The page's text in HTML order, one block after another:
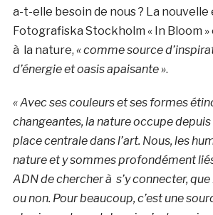
a-t-elle besoin de nous ? La
Fotografiska Stockholm « In Bloom
à la nature, « comme source
d’énergie et oasis apaisante ».
« Avec ses couleurs et ses formes
changeantes, la nature occupe
place centrale dans l’art. Nous, les
nature et y sommes profondément
ADN de chercher à s’y connecter,
ou non. Pour beaucoup, c’est une